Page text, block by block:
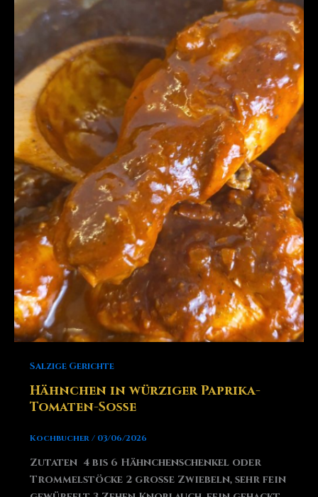
Salzige Gerichte
Hähnchen in würziger Paprika-
Tomaten-Soße
Kochbucher/ 03/06/2026
Zutaten 4 bis 6 Hähnchenschenkel oder
Trommelstöcke 2 große Zwiebeln, sehr fein